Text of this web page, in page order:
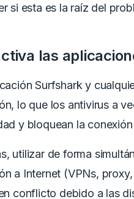
si esta es la raíz del
las
Surfshark y
lo que los antivirus a
y bloquean la
utilizar de forma
a Internet (VPNs,
conflicto debido a las